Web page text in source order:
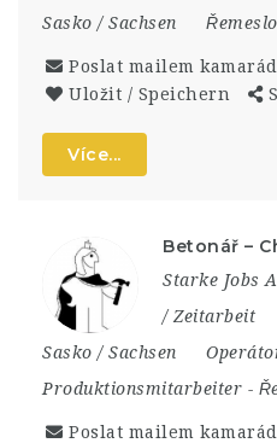
Sasko / Sachsen
Poslat mailem
Uložit / Speichern
Více...
Betonář –
Starke Jobs
/ Zeitarbeit
Sasko / Sachsen
Produktionsmitarbeiter -
Poslat mailem